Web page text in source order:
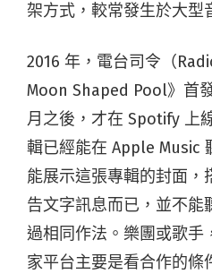
架方式，較常發生於大型
2016 年，電台司令（
Moon Shaped Pool》首
月之後，才在 Spotify 上
輯已經能在 Apple Music
能展示這張專輯的封面，
告文字訊息而已，並不能
過相同作法。樂團或歌手
家平台主要是看合作的條